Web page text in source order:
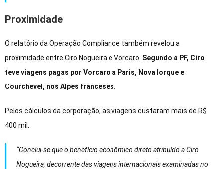
Proximidade
O relatório da Operação Compliance também revelou a
proximidade entre Ciro Nogueira e Vorcaro. Segundo a PF, Ciro
teve viagens pagas por Vorcaro a Paris, Nova Iorque e
Courchevel, nos Alpes franceses.
Pelos cálculos da corporação, as viagens custaram mais de R$
400 mil.
“Conclui‑se que o benefício econômico direto atribuído a Ciro
Nogueira, decorrente das viagens internacionais examinadas no